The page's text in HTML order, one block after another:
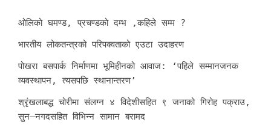
ओलिको घमण्ड, प्रचण्डको दम्भ ,कहिले सम्म ?
भारतीय लोकतन्त्रको परिपक्वताको एउटा उदाहरण
पोखरा बसपार्क निर्माणमा भूमिहीनको आवाज: ‘पहिले सम्मानजनक
व्यवस्थापन, त्यसपछि स्थानान्तरण’
श्रृंखलाबद्ध चोरीमा संलग्न ४ विदेशीसहित ९ जनाको गिरोह पक्राउ,
सुन–नगदसहित विभिन्न सामान बरामद